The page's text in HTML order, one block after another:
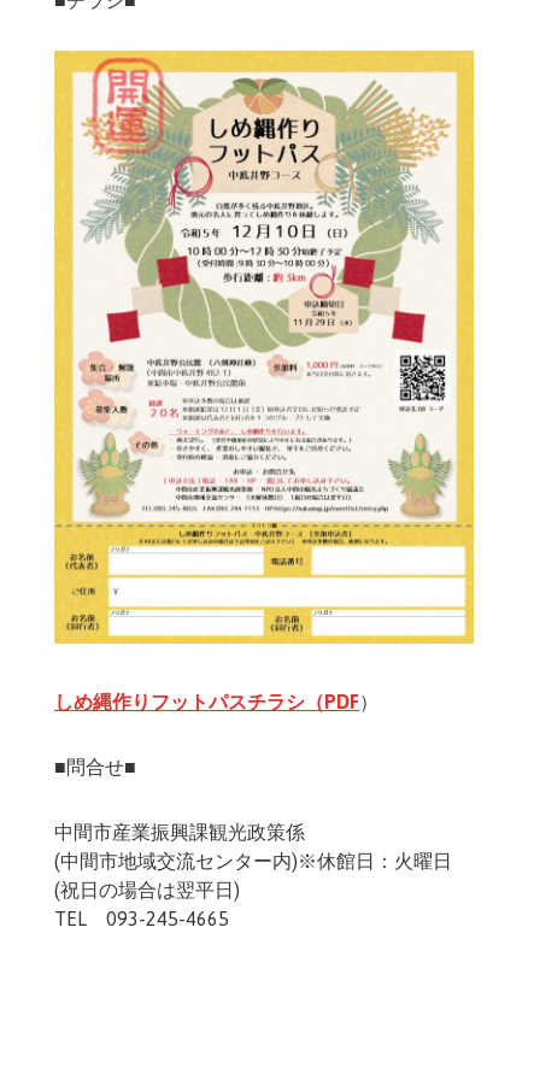
しめ縄作りフットパスチラシ（PDF）
■問合せ■
中間市産業振興課観光政策係
(中間市地域交流センター内)※休館日：火曜日
(祝日の場合は翌平日)
TEL 093-245-4665